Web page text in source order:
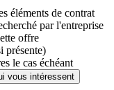
éléments de contrat
par l'entreprise
offre
présente)
le cas échéant
vous intéressent